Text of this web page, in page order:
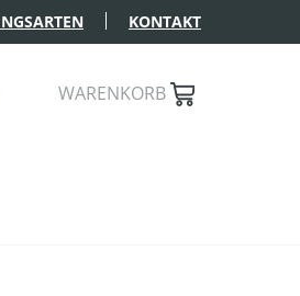
KONTAKT
WARENKORB